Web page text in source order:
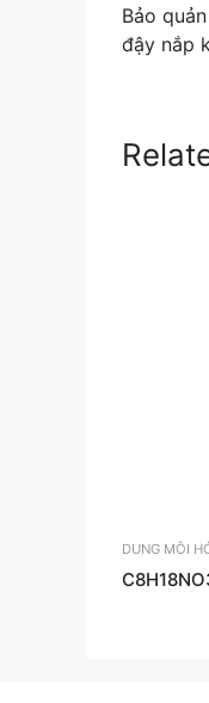
Bảo
đậy nắp
DUNG MÔI